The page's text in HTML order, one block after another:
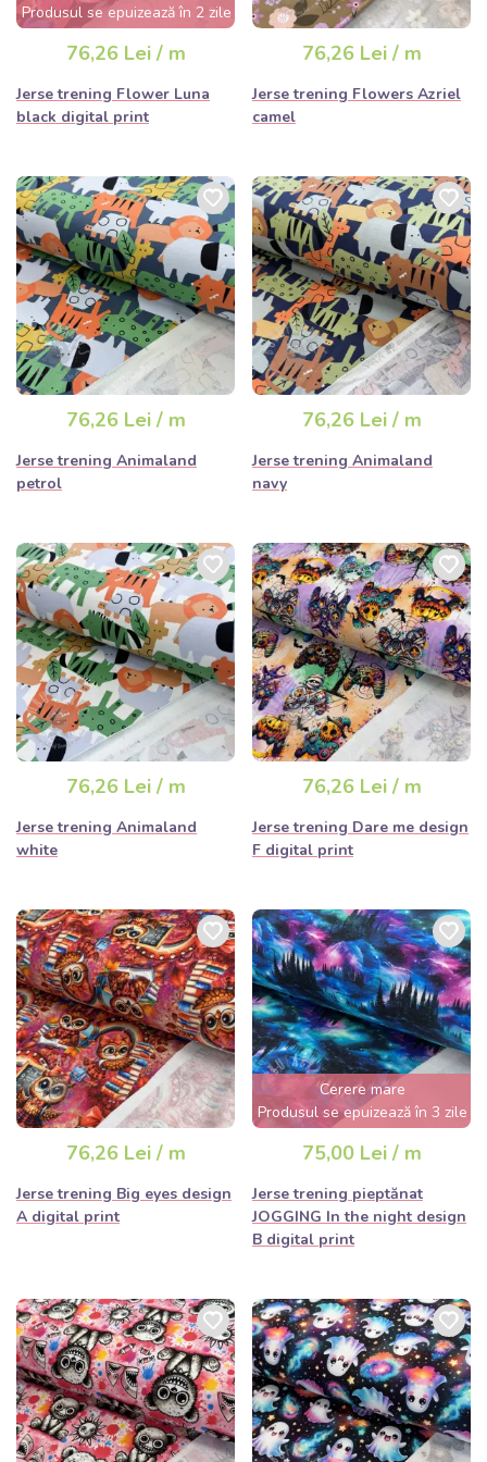
Produsul se epuizează în 2 zile
76,26 Lei / m
Jerse trening Flower Luna
black digital print
76,26 Lei / m
Jerse trening Flowers Azriel
camel
76,26 Lei / m
Jerse trening Animaland
petrol
76,26 Lei / m
Jerse trening Animaland
navy
76,26 Lei / m
Jerse trening Animaland
white
76,26 Lei / m
Jerse trening Dare me design
F digital print
76,26 Lei / m
Jerse trening Big eyes design
A digital print
Cerere mare
Produsul se epuizează în 3 zile
75,00 Lei / m
Jerse trening pieptănat
JOGGING In the night design
B digital print